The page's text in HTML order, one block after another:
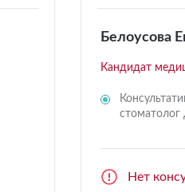
Белоусова
Кандидат
стоматолог
Нет